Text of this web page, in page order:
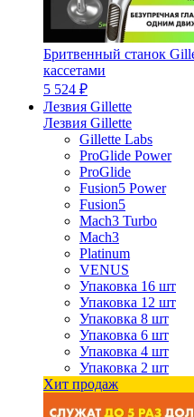
Бритвенный станок
кассетами
5 524 ₽
Лезвия Gillette
Лезвия Gillette
Gillette Labs
ProGlide Power
ProGlide
Fusion5 Power
Fusion5
Mach3 Turbo
Mach3
Platinum
VENUS
Упаковка 16 шт
Упаковка 12 шт
Упаковка 8 шт
Упаковка 6 шт
Упаковка 4 шт
Упаковка 2 шт
Хит продаж